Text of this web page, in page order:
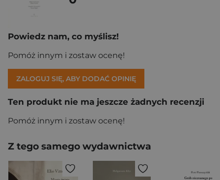
Powiedz nam, co myślisz!
Pomóż innym i zostaw ocenę!
ZALOGUJ SIĘ, ABY DODAĆ OPINIĘ
Ten produkt nie ma jeszcze żadnych recenzji
Pomóż innym i zostaw ocenę!
Z tego samego wydawnictwa